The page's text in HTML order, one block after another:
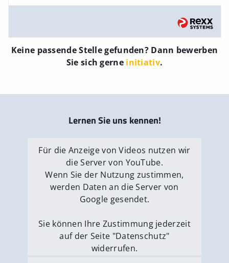
Keine passende Stelle gefunden? Dann bewerben
Sie sich gerne initiativ.
Lernen Sie uns kennen!
Für die Anzeige von Videos nutzen wir
die Server von YouTube.
Wenn Sie der Nutzung zustimmen,
werden Daten an die Server von
Google gesendet.
Sie können Ihre Zustimmung jederzeit
auf der Seite "Datenschutz"
widerrufen.